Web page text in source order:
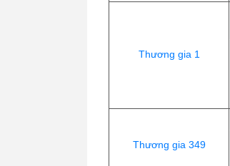
Thương gia 1
Thương gia 349